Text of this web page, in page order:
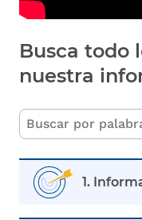
Busca todo
nuestra
1.